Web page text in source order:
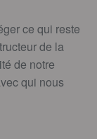
ce qui reste
de la
de notre
qui nous